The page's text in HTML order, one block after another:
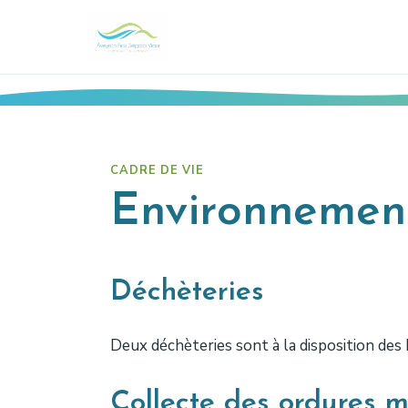
CADRE DE VIE
Déchèteries
Deux déchèteries sont à la disposition